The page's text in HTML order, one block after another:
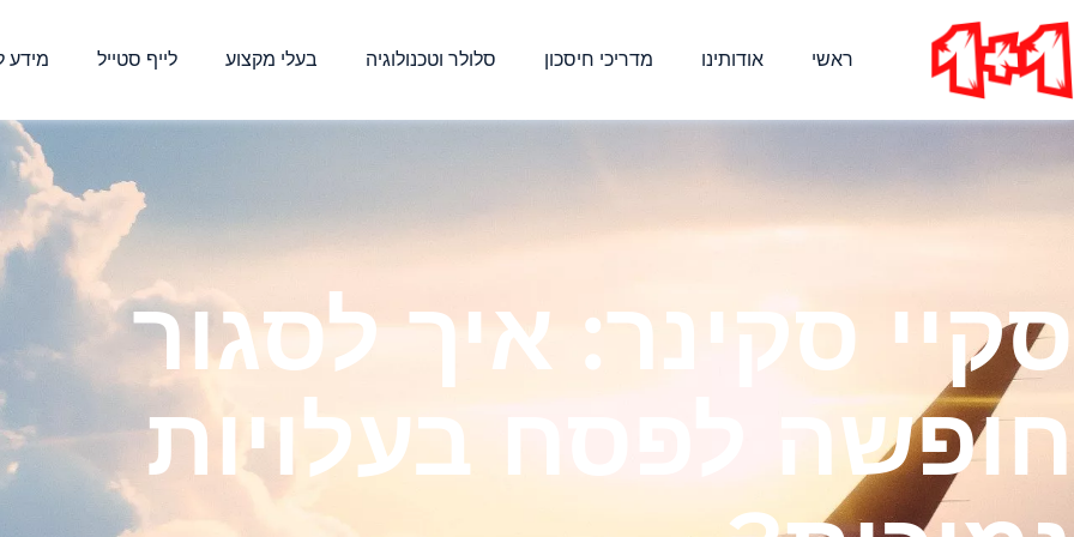
ראשי אודותינו מדריכי חיסכון סלולר וטכנולוגיה בעלי מקצוע לייף סטייל מידע
סקיי סקינר: איך לסגור
חופשה לפסח בעלויות